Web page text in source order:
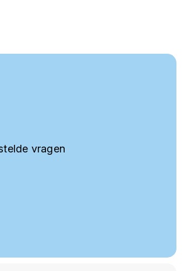
vragen